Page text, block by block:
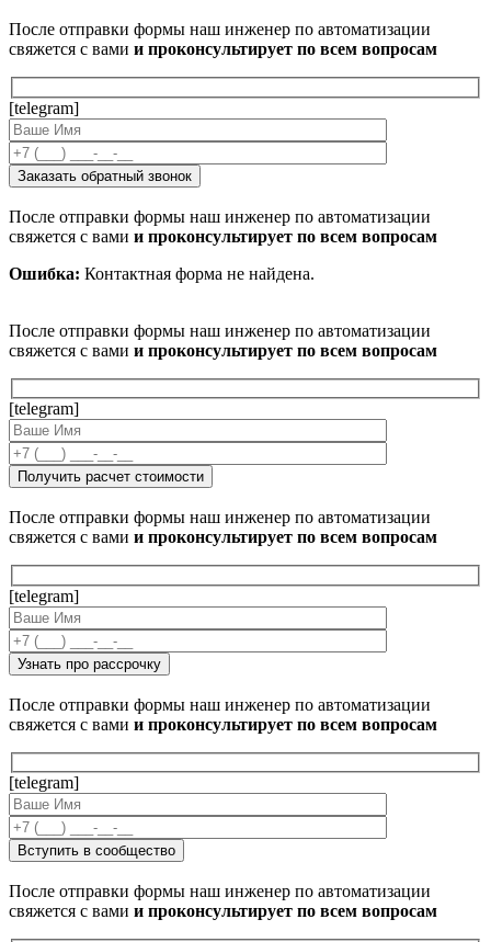
После отправки формы наш инженер по автоматизации
свяжется с вами и проконсультирует по всем вопросам
[telegram]
После отправки формы наш инженер по автоматизации
свяжется с вами и проконсультирует по всем вопросам
Ошибка: Контактная форма не найдена.
После отправки формы наш инженер по автоматизации
свяжется с вами и проконсультирует по всем вопросам
[telegram]
После отправки формы наш инженер по автоматизации
свяжется с вами и проконсультирует по всем вопросам
[telegram]
После отправки формы наш инженер по автоматизации
свяжется с вами и проконсультирует по всем вопросам
[telegram]
После отправки формы наш инженер по автоматизации
свяжется с вами и проконсультирует по всем вопросам